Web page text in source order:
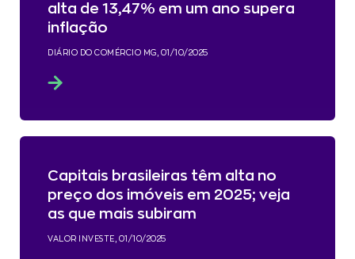
alta de 13,47% em um ano supera
inflação
DIÁRIO DO COMÉRCIO MG, 01/10/2025
Capitais brasileiras têm alta no
preço dos imóveis em 2025; veja
as que mais subiram
VALOR INVESTE, 01/10/2025